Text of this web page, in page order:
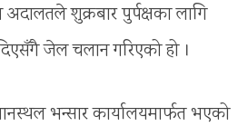
शुक्रबार पुर्पक्षका लागि
जेल चलान गरिएको हो ।
भन्सार कार्यालयमार्फत भएको